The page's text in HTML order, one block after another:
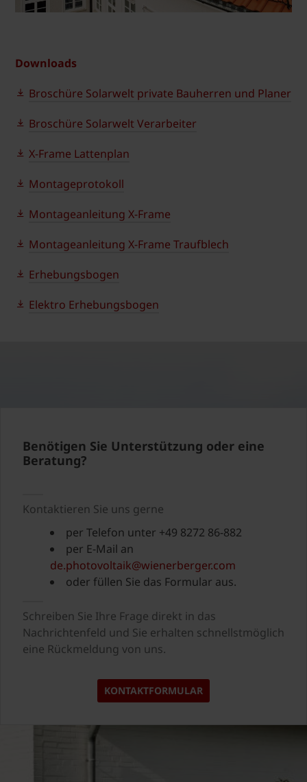
Downloads
Broschüre Solarwelt private Bauherren und Planer
Broschüre Solarwelt Verarbeiter
X-Frame Lattenplan
Montageprotokoll
Montageanleitung X-Frame
Montageanleitung X-Frame Traufblech
Erhebungsbogen
Elektro Erhebungsbogen
Benötigen Sie Unterstützung oder eine
Beratung?
Kontaktieren Sie uns gerne
per Telefon unter +49 8272 86-882
per E-Mail an
de.photovoltaik@wienerberger.com
oder füllen Sie das Formular aus.
Schreiben Sie Ihre Frage direkt in das
Nachrichtenfeld und Sie erhalten schnellstmöglich
eine Rückmeldung von uns.
KONTAKTFORMULAR